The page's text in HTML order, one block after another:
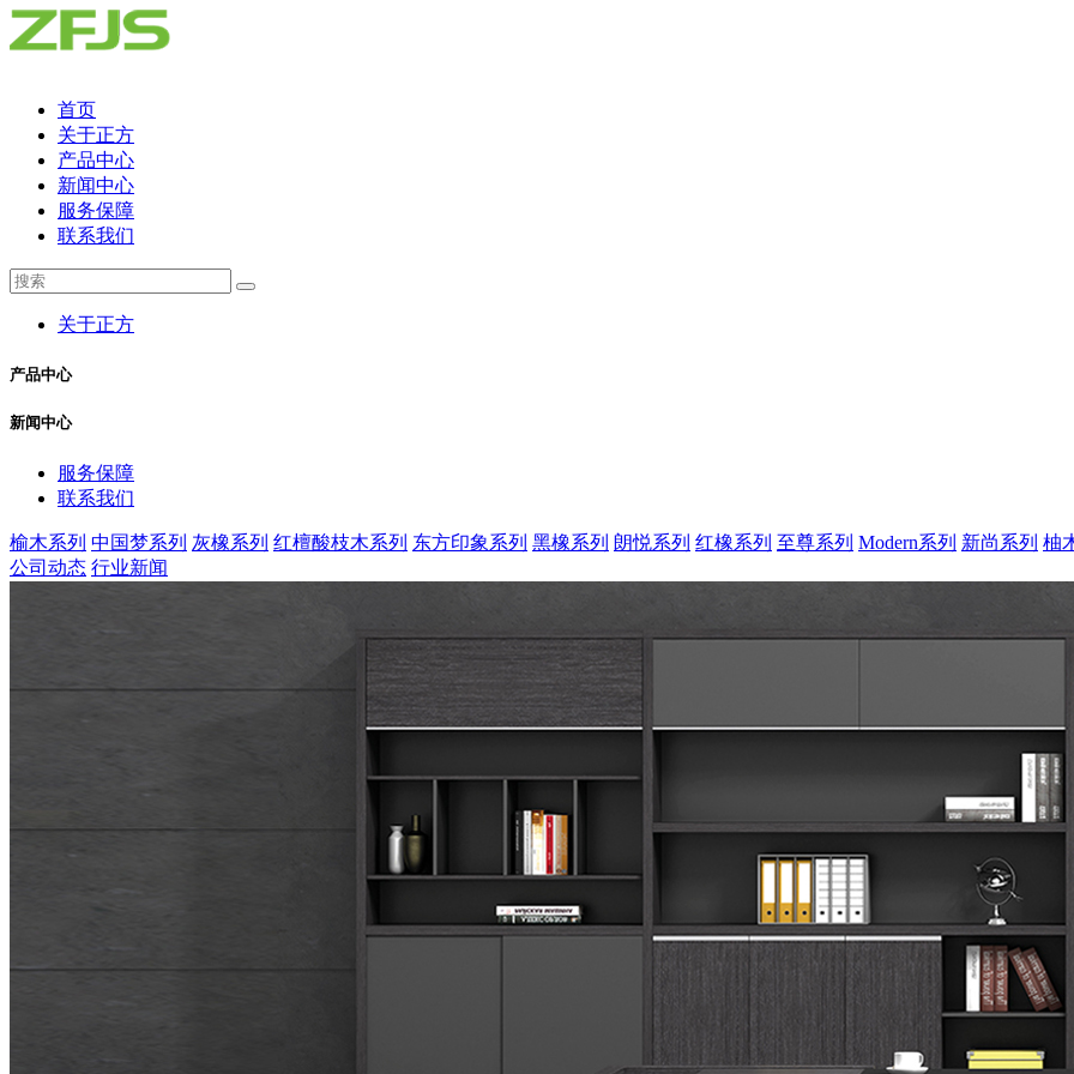
首页
关于正方
产品中心
新闻中心
服务保障
联系我们
关于正方
产品中心
新闻中心
服务保障
联系我们
榆木系列 中国梦系列 灰橡系列 红檀酸枝木系列 东方印象系列 黑橡系列 朗悦系列 红橡系列 至尊系列 Modern系列 新尚系列 柚
公司动态 行业新闻